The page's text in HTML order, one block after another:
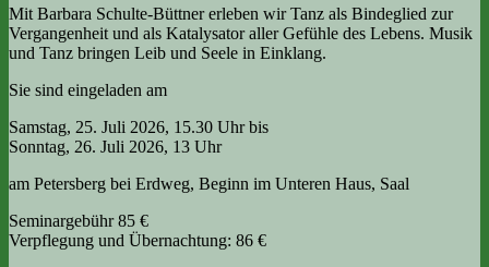
Mit Barbara Schulte-Büttner erleben wir Tanz als Bindeglied zur
Vergangenheit und als Katalysator aller Gefühle des Lebens. Musik
und Tanz bringen Leib und Seele in Einklang.
Sie sind eingeladen am
Samstag, 25. Juli 2026, 15.30 Uhr bis
Sonntag, 26. Juli 2026, 13 Uhr
am Petersberg bei Erdweg, Beginn im Unteren Haus, Saal
Seminargebühr 85 €
Verpflegung und Übernachtung: 86 €